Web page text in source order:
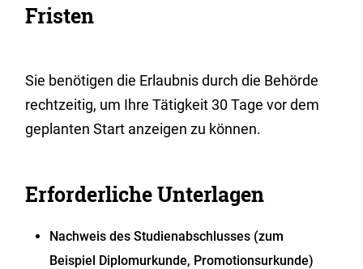
Fristen
Sie benötigen die Erlaubnis durch die Behörde
rechtzeitig, um Ihre Tätigkeit 30 Tage vor dem
geplanten Start anzeigen zu können.
Erforderliche Unterlagen
Nachweis des Studienabschlusses (zum
Beispiel Diplomurkunde, Promotionsurkunde)